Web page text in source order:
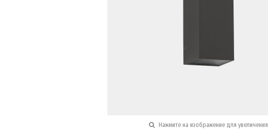
Нажмите на изображение для увеличения